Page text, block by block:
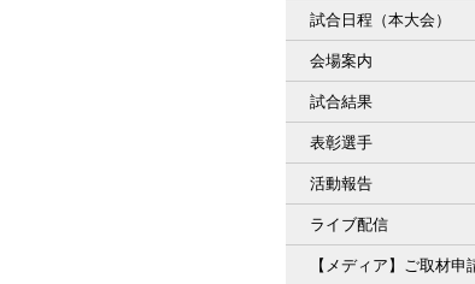
試合日程（本大会）
会場案内
試合結果
表彰選手
活動報告
ライブ配信
【メディア】ご取材申